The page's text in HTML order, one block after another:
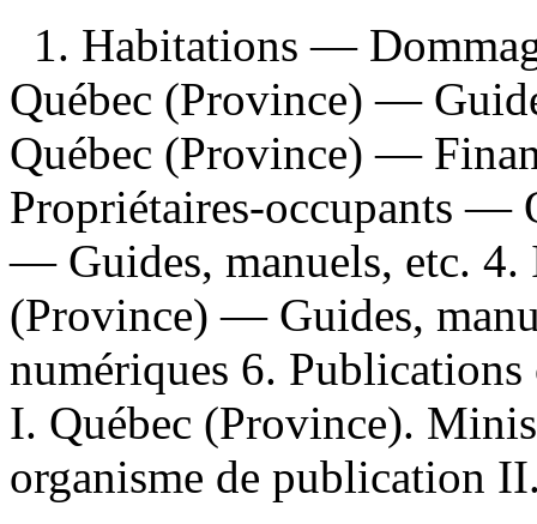
1. Habitations —
Québec (Province) —
Québec (Province) —
Propriétaires-occupants —
— Guides, manuels, etc.
(Province) — Guides,
numériques 6.
I. Québec (Province).
organisme de publication